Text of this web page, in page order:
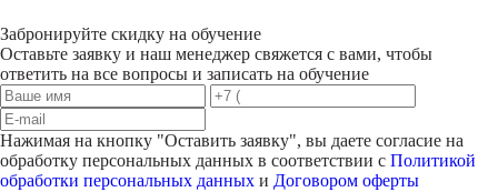
Забронируйте скидку на обучение
Оставьте заявку и наш менеджер свяжется с вами, чтобы
ответить на все вопросы и записать на обучение
Нажимая на кнопку "Оставить заявку", вы даете согласие на
обработку персональных данных в соответствии с Политикой
обработки персональных данных и Договором оферты